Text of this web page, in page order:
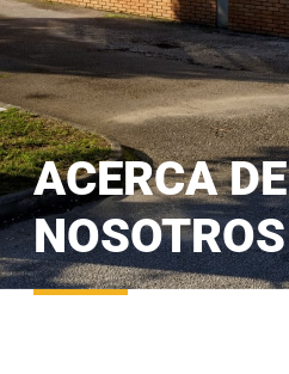
ACERCA DE
NOSOTROS